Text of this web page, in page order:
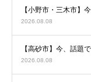
【小野市・三木市】
2026.08.08
【高砂市】今、話題
2026.08.08